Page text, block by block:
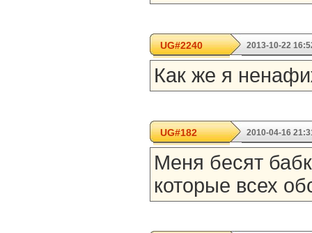
UG#2240 2013-10-22
Как же я
UG#182 2010-04-16
Меня бесят
которые всех